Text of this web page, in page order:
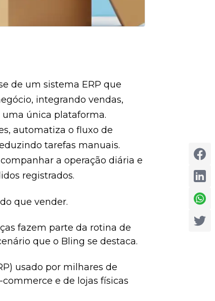
de um sistema ERP que
integrando vendas,
uma única plataforma.
automatiza o fluxo de
tarefas manuais.
a operação diária e
registrados.
que vender.
fazem parte da rotina de
que o Bling se destaca.
usado por milhares de
e de lojas físicas